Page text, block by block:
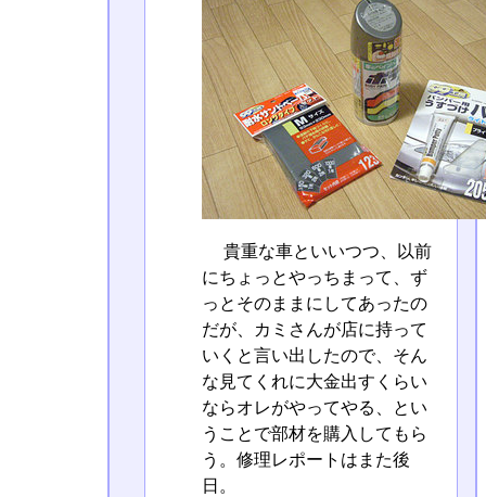
貴重な車といいつつ、以前
にちょっとやっちまって、ず
っとそのままにしてあったの
だが、カミさんが店に持って
いくと言い出したので、そん
な見てくれに大金出すくらい
ならオレがやってやる、とい
うことで部材を購入してもら
う。修理レポートはまた後
日。